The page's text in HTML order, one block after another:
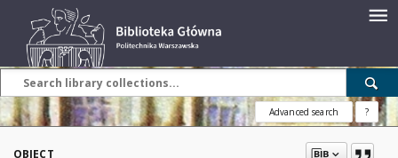
Advanced search ?
OBJECT